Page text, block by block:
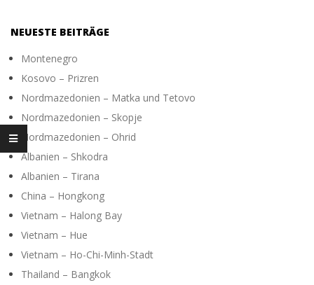
O
G
R
A
P
H
Y
NEUESTE BEITRÄGE
Montenegro
Kosovo – Prizren
Nordmazedonien – Matka und Tetovo
Nordmazedonien – Skopje
Nordmazedonien – Ohrid
Albanien – Shkodra
Albanien – Tirana
China – Hongkong
Vietnam – Halong Bay
Vietnam – Hue
Vietnam – Ho-Chi-Minh-Stadt
Thailand – Bangkok